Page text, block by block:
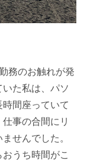
務のお触れが発
た私は、パソ
間座っていて
事の合間にリ
せんでした。
うち時間がこ